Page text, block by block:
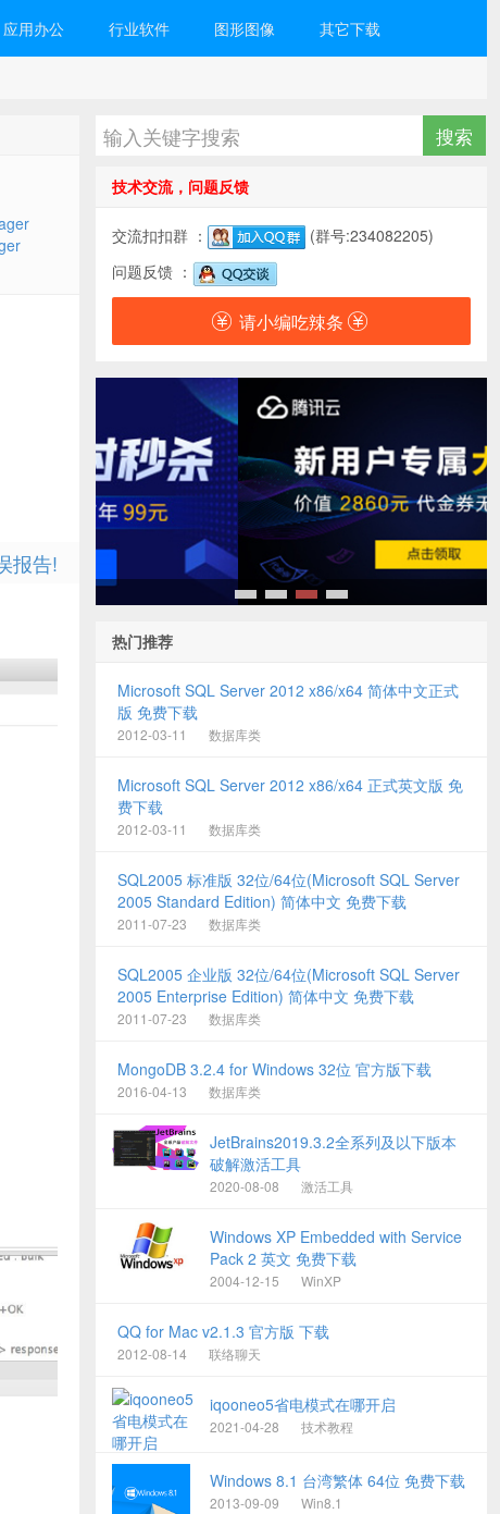
应用办公 行业软件 图形图像 其它下载
报告!
技术交流，问题反馈
交流扣扣群 ：
(群号:234082205)
问题反馈 ：
请小编吃辣条
热门推荐
Microsoft SQL Server 2012 x86/x64 简体中文正式
版 免费下载
2012-03-11 数据库类
Microsoft SQL Server 2012 x86/x64 正式英文版 免
费下载
2012-03-11 数据库类
SQL2005 标准版 32位/64位(Microsoft SQL Server
2005 Standard Edition) 简体中文 免费下载
2011-07-23 数据库类
SQL2005 企业版 32位/64位(Microsoft SQL Server
2005 Enterprise Edition) 简体中文 免费下载
2011-07-23 数据库类
MongoDB 3.2.4 for Windows 32位 官方版下载
2016-04-13 数据库类
JetBrains2019.3.2全系列及以下版本
破解激活工具
2020-08-08 激活工具
Windows XP Embedded with Service
Pack 2 英文 免费下载
2004-12-15 WinXP
QQ for Mac v2.1.3 官方版 下载
2012-08-14 联络聊天
iqooneo5省电模式在哪开启
2021-04-28 技术教程
Windows 8.1 台湾繁体 64位 免费下载
2013-09-09 Win8.1